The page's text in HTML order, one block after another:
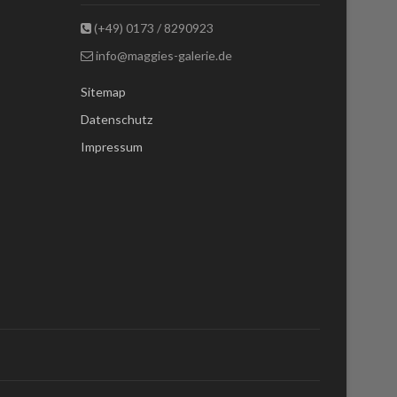
(+49) 0173 / 8290923
info@maggies-galerie.de
Sitemap
Datenschutz
Impressum